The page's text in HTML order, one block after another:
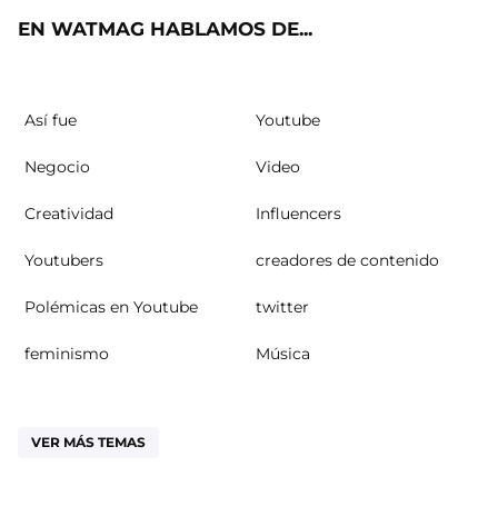
EN WATMAG HABLAMOS DE...
Así fue Youtube
Negocio Video
Creatividad Influencers
Youtubers creadores de contenido
Polémicas en Youtube twitter
feminismo Música
VER MÁS TEMAS